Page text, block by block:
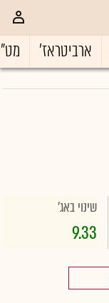
ארביטראז'
שינוי באג'
9.33